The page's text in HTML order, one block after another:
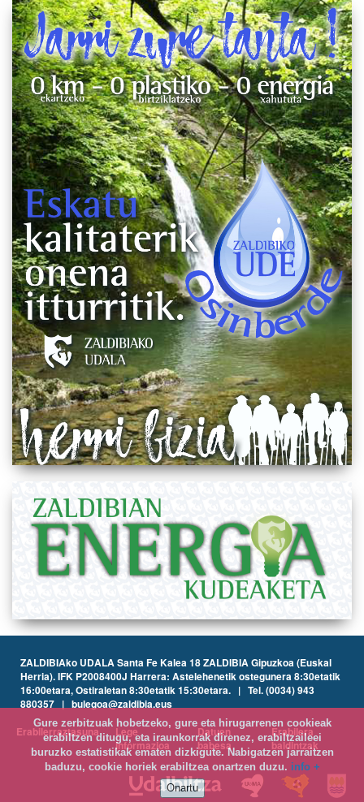
ZALDIBIAko UDALA Santa Fe Kalea 18 ZALDIBIA Gipuzkoa (Euskal
Herria). IFK P2008400J Harrera: Astelehenetik ostegunera 8:30etatik
16:00etara, Ostiraletan 8:30etatik 15:30etara. | Tel. (0034) 943
880357 | bulegoa@zaldibia.eus
Erabilerraztasuna
Lege
informazioa
Datuen
babesa
Erabilera
baldintzak
Gure zerbitzuak hobetzeko, gure eta hirugarrenen cookieak
erabiltzen ditugu, eta iraunkorrak direnez, erabiltzaileei
buruzko estatistikak ematen dizkigute. Nabigatzen jarraitzen
baduzu, cookie horiek erabiltzea onartzen duzu. info +